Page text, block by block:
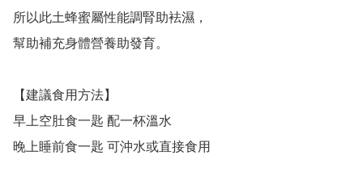
所以此土蜂蜜屬性能調腎助袪濕，
幫助補充身體營養助發育。
【建議食用方法】
早上空肚食一匙 配一杯溫水
晚上睡前食一匙 可沖水或直接食用